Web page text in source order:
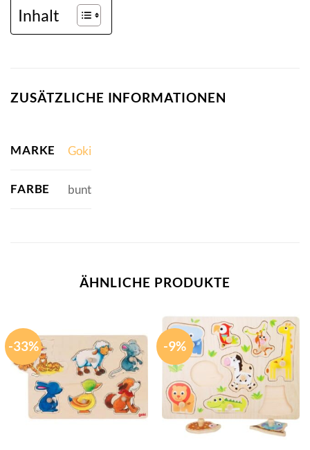
Inhalt
ZUSÄTZLICHE INFORMATIONEN
MARKE Goki
FARBE bunt
ÄHNLICHE PRODUKTE
-33% -9%